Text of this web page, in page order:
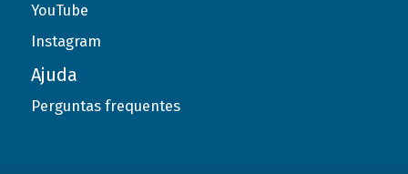
YouTube
Instagram
Ajuda
Perguntas frequentes